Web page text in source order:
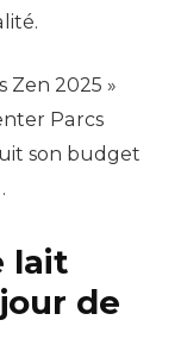
Zen 2025 »
Parcs
son budget
lait
de